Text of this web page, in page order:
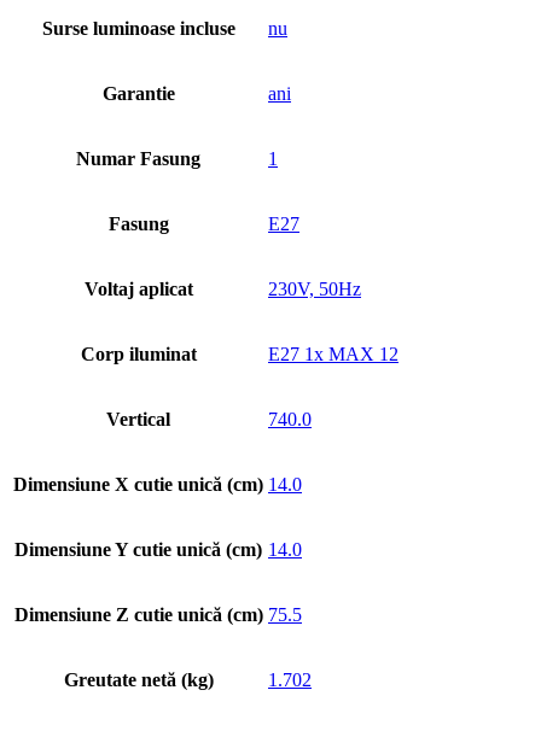
Surse luminoase incluse nu
Garantie ani
Numar Fasung 1
Fasung E27
Voltaj aplicat 230V, 50Hz
Corp iluminat E27 1x MAX 12
Vertical 740.0
Dimensiune X cutie unică (cm) 14.0
Dimensiune Y cutie unică (cm) 14.0
Dimensiune Z cutie unică (cm) 75.5
Greutate netă (kg) 1.702